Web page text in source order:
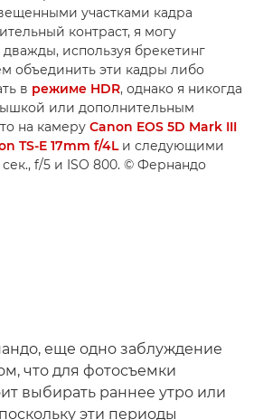
участками кадра
контраст, я могу
дважды, используя брекетинг
объединить эти кадры либо
в режиме HDR, однако я никогда
или дополнительным
на камеру Canon EOS 5D Mark III
TS-E 17mm f/4Lи следующими
f/5 и ISO 800. © Фернандо
еще одно заблуждение
что для фотосъемки
выбирать раннее утро или
эти периоды